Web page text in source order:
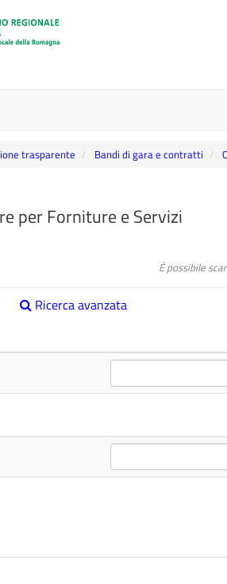
trasparente Bandi di gara e contratti
per Forniture e Servizi
È possibile
Ricerca avanzata